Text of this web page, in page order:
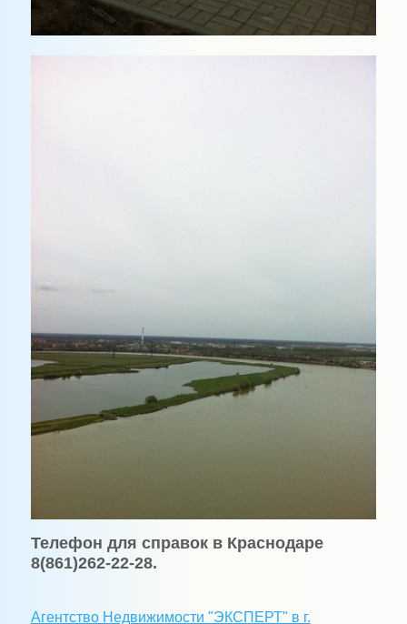
Телефон для справок в Краснодаре
8(861)262-22-28.
Агентство Недвижимости "ЭКСПЕРТ" в г.